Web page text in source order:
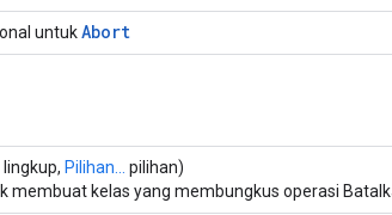
untukAbort
lingkup, Pilihan...
pilihan)
membuat kelas yang membungkus operasi